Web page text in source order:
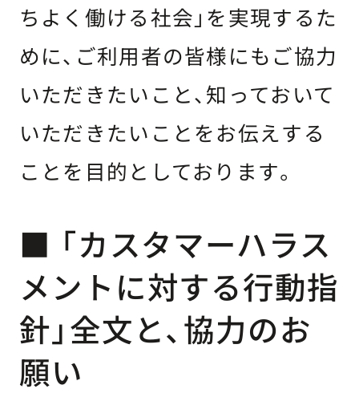
ちよく働ける社会」を実現するた
めに、ご利用者の皆様にもご協力
いただきたいこと、知っておいて
いただきたいことをお伝えする
ことを目的としております。
■ 「カスタマーハラス
メントに対する行動指
針」全文と、協力のお
願い